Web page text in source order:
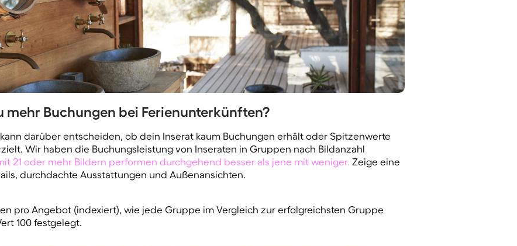
mehr Buchungen bei Ferienunterkünften?
darüber entscheiden, ob dein Inserat kaum Buchungen erhält oder Spitzenwerte
Wir haben die Buchungsleistung von Inseraten in Gruppen nach Bildanzahl
21 oder mehr Bildern performen durchgehend besser als jene mit weniger. Zeige eine
durchdachte Ausstattungen und Außenansichten.
pro Angebot (indexiert), wie jede Gruppe im Vergleich zur erfolgreichsten Gruppe
100 festgelegt.